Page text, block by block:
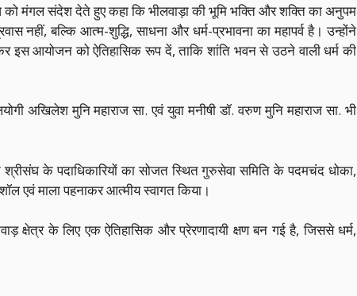
को मंगल संदेश देते हुए कहा कि भीलवाड़ा की भूमि भक्ति और शक्ति का अनुपम
नहीं, बल्कि आत्म-शुद्धि, साधना और धर्म-प्रभावना का महापर्व है। उन्होंने
आयोजन को ऐतिहासिक रूप दें, ताकि शांति भवन से उठने वाली धर्म की
अखिलेश मुनि महाराज सा. एवं युवा मनीषी डॉ. वरुण मुनि महाराज सा. भी
के पदाधिकारियों का सोजत स्थित गुरुसेवा समिति के पदमचंद धोका,
एवं माला पहनाकर आत्मीय स्वागत किया।
क्षेत्र के लिए एक ऐतिहासिक और प्रेरणादायी क्षण बन गई है, जिससे धर्म,